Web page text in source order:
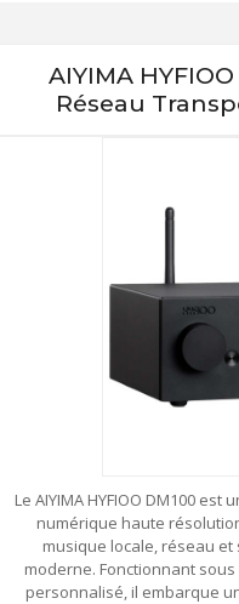
AIYIMA
Réseau
Le AIYIMA HYFIOO DM100
numérique haute
musique locale, réseau et
moderne. Fonctionnant
personnalisé, il embarque